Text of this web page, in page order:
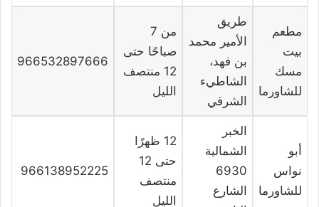
مطعم
بيت
مسك
للشاورما
طريق
الأمير محمد
بن فهد،
الشاطيء
الشرقي
من 7
صباحًا حتى
12 منتصف
الليل
966532897666
أبو
نواس
للشاورما
الخبر
الشمالية
6930
الشارع
12 ظهرًا
حتى 12
منتصف
الليل
966138952225